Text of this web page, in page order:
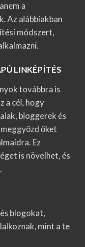
a
Az alábbiakban
módszert,
LINKÉPÍTÉS
továbbra is
a cél, hogy
bloggerek és
őket
Ez
is növelhet, és
blogokat,
mint a te